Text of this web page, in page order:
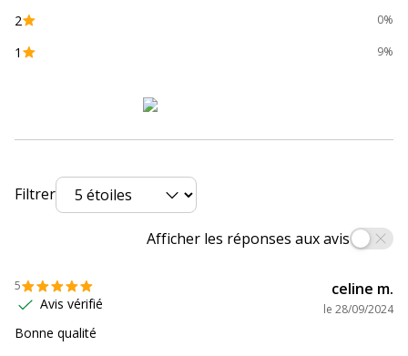
Dimensions et poids
Largeur 34 mm
Poids du produit
33.8 mm
2 0%
1 9%
Filtrer
Afficher les réponses aux avis
5
Avis vérifié
celine m.
le 28/09/2024
Bonne qualité